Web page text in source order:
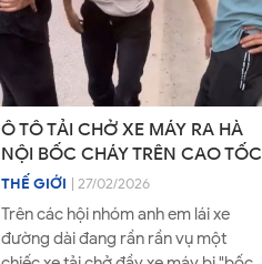
Ô TÔ TẢI CHỞ XE MÁY RA HÀ
NỘI BỐC CHÁY TRÊN CAO TỐC
THẾ GIỚI | 27/02/2026
Trên các hội nhóm anh em lái xe
đường dài đang rần rần vụ một